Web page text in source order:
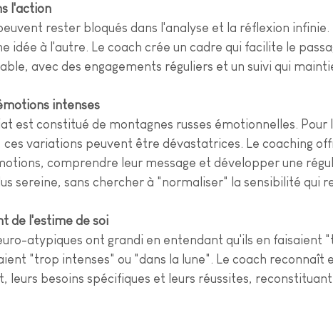
l'action
rester bloqués dans l'analyse et la réflexion infinie.
idée à l'autre. Le coach crée un cadre qui facilite le
avec des engagements réguliers et un suivi qui
intenses
est constitué de montagnes russes émotionnelles. Pour
ces variations peuvent être dévastatrices. Le coaching
comprendre leur message et développer une
sereine, sans chercher à "normaliser" la sensibilité qui
de l'estime de soi
atypiques ont grandi en entendant qu'ils en faisaient
"trop intenses" ou "dans la lune". Le coach reconnaît
leurs besoins spécifiques et leurs réussites,